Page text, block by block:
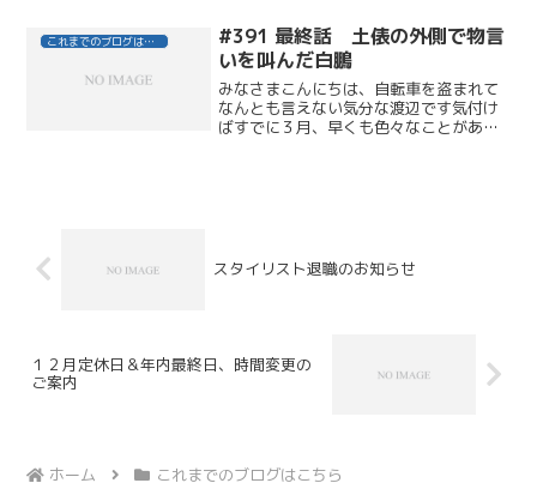
これまでのブログはこちら
#391 最終話 土俵の外側で物言
いを叫んだ白鵬
みなさまこんにちは、自転車を盗まれて
なんとも言えない気分な渡辺です気付け
ばすでに３月、早くも色々なことがあり
スタイリスト退職のお知らせ
１２月定休日＆年内最終日、時間変更の
ご案内
ホーム これまでのブログはこちら